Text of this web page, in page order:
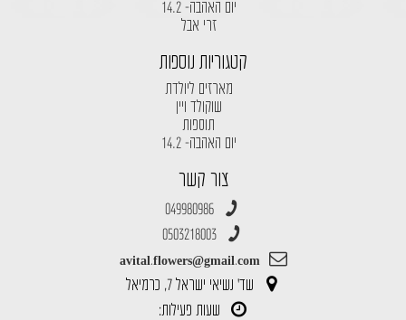
יום האהבה- 14.2
זרי אבל
קטגוריות נוספות
מארזים ליולדת
שוקולד ויין
תוספות
יום האהבה- 14.2
צור קשר
049980986
0503218003
avital.flowers@gmail.com
שד' נשיאי ישראל 7, כרמיאל
שעות פעילות: